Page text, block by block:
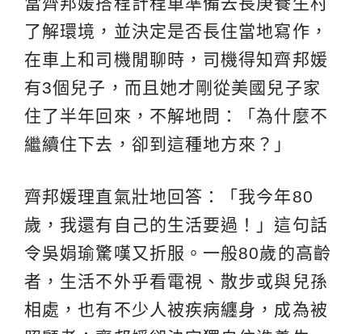
了解環境，並決定是否長住當地寫作，
在車上和司機閒聊時，司機得知齊邦媛
有3個兒子，而且她才剛從美國兒子家
住了半年回來，不解地問：「為什麼不
繼續住下去，卻到這種地方來？」
齊邦媛理直氣壯地回答：「我今年80
歲，我還有自己的生活要過！」這句話
令吳娟瑜驚嘆又折服。一般80歲的高齡
者，生活不外乎看電視、散步或與兒孫
相處，也有不少人被疾病纏身，成為被